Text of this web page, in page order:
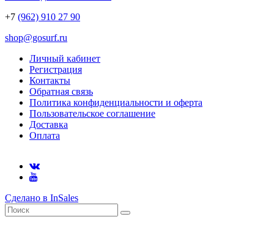
+7 (962) 910 27 90
shop@gosurf.ru
Личный кабинет
Регистрация
Контакты
Обратная связь
Политика конфиденциальности и оферта
Пользовательское соглашение
Доставка
Оплата
Сделано в InSales